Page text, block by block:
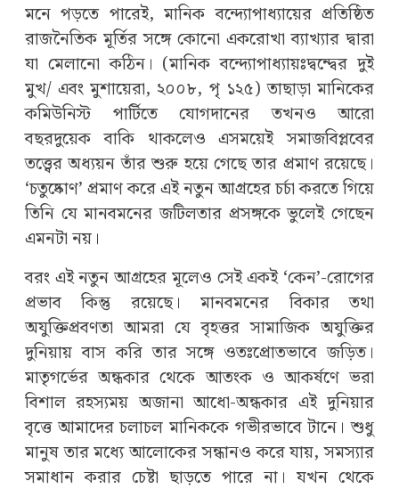
মনে পড়তে পারেই, মানিক বন্দ্যোপাধ্যায়ের প্রতিষ্ঠিত
রাজনৈতিক মূর্তির সঙ্গে কোনো একরোখা ব্যাখ্যার দ্বারা
যা মেলানো কঠিন। (মানিক বন্দ্যোপাধ্যায়ঃদ্বন্দ্বের দুই
মুখ/ এবং মুশায়েরা, ২০০৮, পৃ ১২৫) তাছাড়া মানিকের
কমিউনিস্ট পার্টিতে যোগদানের তখনও আরো
বছরদুয়েক বাকি থাকলেও এসময়েই সমাজবিপ্লবের
তত্ত্বের অধ্যয়ন তাঁর শুরু হয়ে গেছে তার প্রমাণ রয়েছে।
‘চতুষ্কোণ’ প্রমাণ করে এই নতুন আগ্রহের চর্চা করতে গিয়ে
তিনি যে মানবমনের জটিলতার প্রসঙ্গকে ভুলেই গেছেন
এমনটা নয়।
বরং এই নতুন আগ্রহের মূলেও সেই একই ‘কেন’-রোগের
প্রভাব কিন্তু রয়েছে। মানবমনের বিকার তথা
অযুক্তিপ্রবণতা আমরা যে বৃহত্তর সামাজিক অযুক্তির
দুনিয়ায় বাস করি তার সঙ্গে ওতঃপ্রোতভাবে জড়িত।
মাতৃগর্ভের অন্ধকার থেকে আতংক ও আকর্ষণে ভরা
বিশাল রহস্যময় অজানা আধো-অন্ধকার এই দুনিয়ার
বৃত্তে আমাদের চলাচল মানিককে গভীরভাবে টানে। শুধু
মানুষ তার মধ্যে আলোকের সন্ধানও করে যায়, সমস্যার
সমাধান করার চেষ্টা ছাড়তে পারে না। যখন থেকে